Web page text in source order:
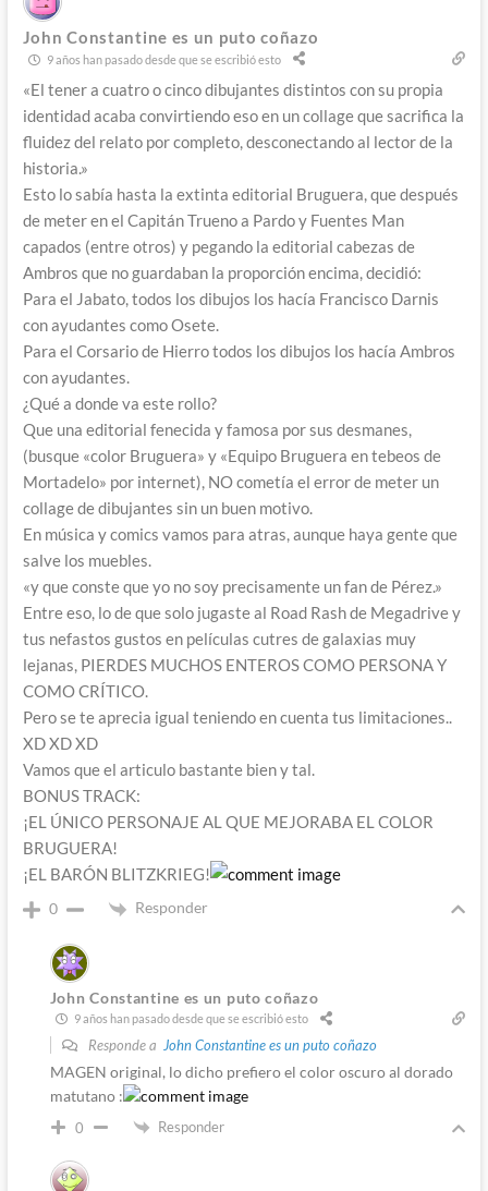
John Constantine es un puto coñazo
9 años han pasado desde que se escribió esto
«El tener a cuatro o cinco dibujantes distintos con su propia
identidad acaba convirtiendo eso en un collage que sacrifica la
fluidez del relato por completo, desconectando al lector de la
historia.»
Esto lo sabía hasta la extinta editorial Bruguera, que después
de meter en el Capitán Trueno a Pardo y Fuentes Man
capados (entre otros) y pegando la editorial cabezas de
Ambros que no guardaban la proporción encima, decidió:
Para el Jabato, todos los dibujos los hacía Francisco Darnis
con ayudantes como Osete.
Para el Corsario de Hierro todos los dibujos los hacía Ambros
con ayudantes.
¿Qué a donde va este rollo?
Que una editorial fenecida y famosa por sus desmanes,
(busque «color Bruguera» y «Equipo Bruguera en tebeos de
Mortadelo» por internet), NO cometía el error de meter un
collage de dibujantes sin un buen motivo.
En música y comics vamos para atras, aunque haya gente que
salve los muebles.
«y que conste que yo no soy precisamente un fan de Pérez.»
Entre eso, lo de que solo jugaste al Road Rash de Megadrive y
tus nefastos gustos en películas cutres de galaxias muy
lejanas, PIERDES MUCHOS ENTEROS COMO PERSONA Y
COMO CRÍTICO.
Pero se te aprecia igual teniendo en cuenta tus limitaciones..
XD XD XD
Vamos que el articulo bastante bien y tal.
BONUS TRACK:
¡EL ÚNICO PERSONAJE AL QUE MEJORABA EL COLOR
BRUGUERA!
¡EL BARÓN BLITZKRIEG!
0 Responder
John Constantine es un puto coñazo
9 años han pasado desde que se escribió esto
Responde a John Constantine es un puto coñazo
MAGEN original, lo dicho prefiero el color oscuro al dorado
matutano :
0 Responder